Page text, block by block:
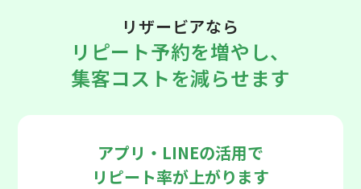
リザービアなら
リピート予約を増やし、
集客コストを減らせます
アプリ・LINEの活用で
リピート率が上がります